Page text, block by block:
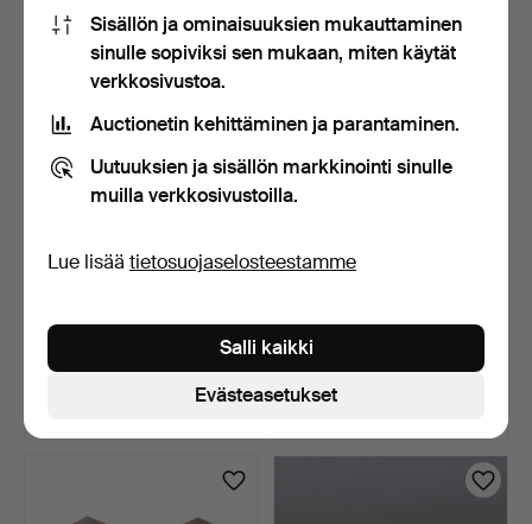
54 USD 81 USD
METALLINILMAISINLÖYTÖ
JÄ JA ESINEI…
3 päivää
KOKOELMA (ERÄ).
Tarjous
Sisällön ja ominaisuuksien mukauttaminen
sinulle sopiviksi sen mukaan, miten käytät
verkkosivustoa.
Auctionetin kehittäminen ja parantaminen.
Uutuuksien ja sisällön markkinointi sinulle
muilla verkkosivustoilla.
Lue lisää tietosuojaselosteestamme
Evästeasetukset
Salli kaikki